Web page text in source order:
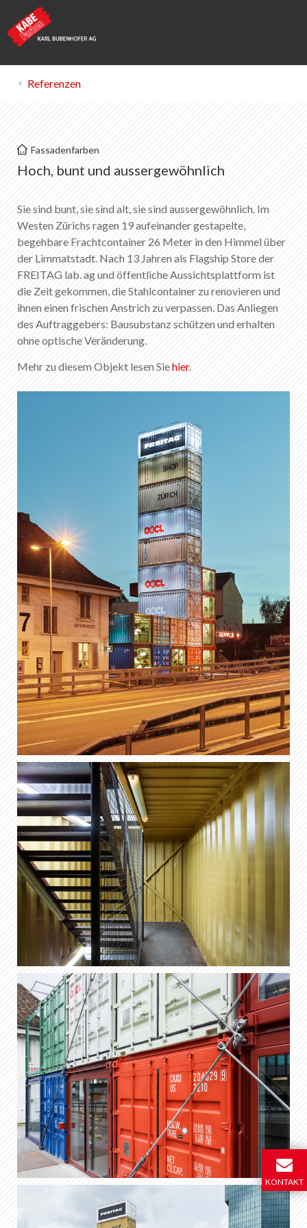
FREITAG Tower Zürich
Merkliste 0
Über KABE Farben
Downloads
Verkaufsstellen
DE FR EN IT
Referenzen
Fassadenfarben
Hoch, bunt und aussergewöhnlich
Sie sind bunt, sie sind alt, sie sind aussergewöhnlich. Im
Westen Zürichs ragen 19 aufeinander gestapelte,
begehbare Frachtcontainer 26 Meter in den Himmel über
der Limmatstadt. Nach 13 Jahren als Flagship Store der
FREITAG lab. ag und öffentliche Aussichtsplattform ist
die Zeit gekommen, die Stahlcontainer zu renovieren und
ihnen einen frischen Anstrich zu verpassen. Das Anliegen
des Auftraggebers: Bausubstanz schützen und erhalten
ohne optische Veränderung.
Mehr zu diesem Objekt lesen Siehier.
KONTAKT